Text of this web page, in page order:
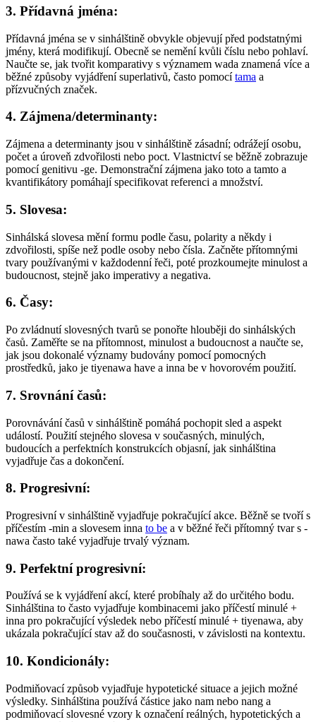
3. Přídavná jména:
Přídavná jména se v sinhálštině obvykle objevují před podstatnými
jmény, která modifikují. Obecně se nemění kvůli číslu nebo pohlaví.
Naučte se, jak tvořit komparativy s významem wada znamená více a
běžné způsoby vyjádření superlativů, často pomocítama a
přízvučných značek.
4. Zájmena/determinanty:
Zájmena a determinanty jsou v sinhálštině zásadní; odrážejí osobu,
počet a úroveň zdvořilosti nebo poct. Vlastnictví se běžně zobrazuje
pomocí genitivu -ge. Demonstrační zájmena jako toto a tamto a
kvantifikátory pomáhají specifikovat referenci a množství.
5. Slovesa:
Sinhálská slovesa mění formu podle času, polarity a někdy i
zdvořilosti, spíše než podle osoby nebo čísla. Začněte přítomnými
tvary používanými v každodenní řeči, poté prozkoumejte minulost a
budoucnost, stejně jako imperativy a negativa.
6. Časy:
Po zvládnutí slovesných tvarů se ponořte hlouběji do sinhálských
časů. Zaměřte se na přítomnost, minulost a budoucnost a naučte se,
jak jsou dokonalé významy budovány pomocí pomocných
prostředků, jako je tiyenawa have a inna be v hovorovém použití.
7. Srovnání časů:
Porovnávání časů v sinhálštině pomáhá pochopit sled a aspekt
událostí. Použití stejného slovesa v současných, minulých,
budoucích a perfektních konstrukcích objasní, jak sinhálština
vyjadřuje čas a dokončení.
8. Progresivní:
Progresivní v sinhálštině vyjadřuje pokračující akce. Běžně se tvoří s
příčestím -min a slovesem inna to be a v běžné řeči přítomný tvar s -
nawa často také vyjadřuje trvalý význam.
9. Perfektní progresivní:
Používá se k vyjádření akcí, které probíhaly až do určitého bodu.
Sinhálština to často vyjadřuje kombinacemi jako příčestí minulé +
inna pro pokračující výsledek nebo příčestí minulé + tiyenawa, aby
ukázala pokračující stav až do současnosti, v závislosti na kontextu.
10. Kondicionály:
Podmiňovací způsob vyjadřuje hypotetické situace a jejich možné
výsledky. Sinhálština používá částice jako nam nebo nang a
podmiňovací slovesné vzory k označení reálných, hypotetických a